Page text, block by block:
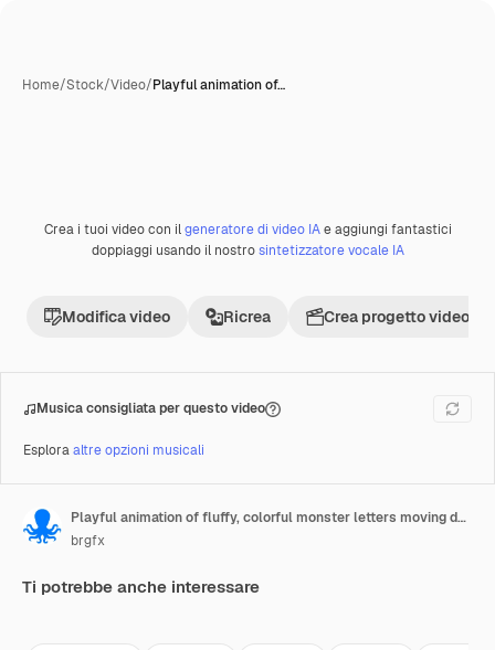
Home/Stock/Video/Playful animation of…
Premium
Crea i tuoi video con ilgeneratore di video IAe aggiungi fantastici
doppiaggi usando il nostrosintetizzatore vocale IA
Modifica video Ricrea Crea progetto video
Musica consigliata per questo video
Esploraaltre opzioni musicali
Playful animation of fluffy, colorful monster letters moving dynamically on a bright green backdrop
brgfx
Ti potrebbe anche interessare